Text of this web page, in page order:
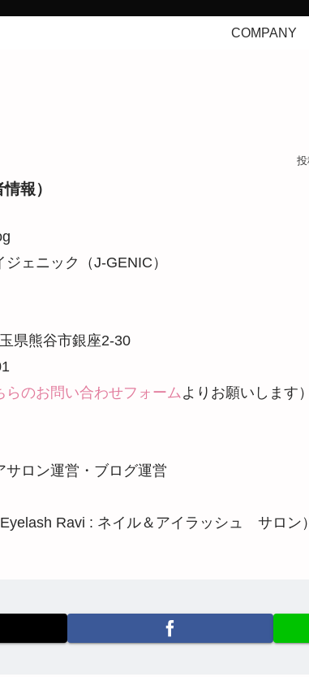
COMPANY
報）
ジェニック（J-GENIC）
県熊谷市銀座2-30
らのお問い合わせフォームよりお願いします）
サロン運営・ブログ運営
Ravi : ネイル＆アイラッシュ サロン）